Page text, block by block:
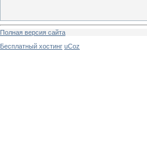
Полная версия сайта
Бесплатный хостинг uCoz